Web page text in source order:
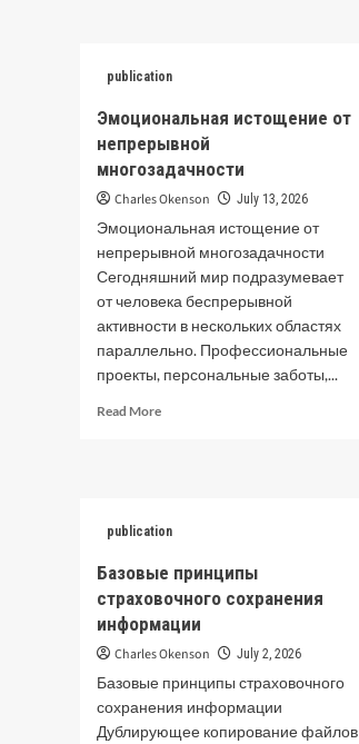
падение
publication
Эмоциональная истощение от
непрерывной
многозадачности
Charles Okenson July 13, 2026
Эмоциональная истощение от
непрерывной многозадачности
Сегодняшний мир подразумевает
от человека беспрерывной
активности в нескольких областях
параллельно. Профессиональные
проекты, персональные заботы,...
Read MoreRead
непрерывной
publication
Базовые принципы
страховочного сохранения
информации
Charles Okenson July 2, 2026
Базовые принципы страховочного
сохранения информации
Дублирующее копирование файлов